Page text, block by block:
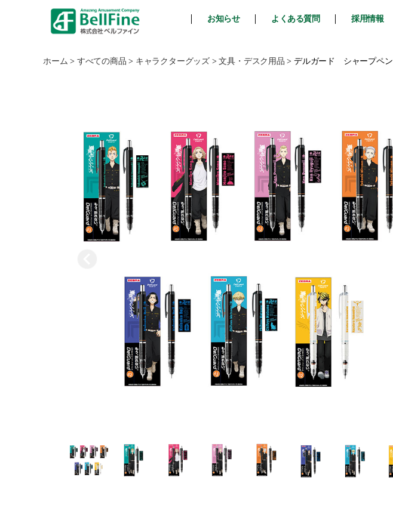
フ
お知らせ よくある質問 採用情報
ホーム > すべての商品 > キャラクターグッズ >文具・デスク用品 >デルガード シャープペン